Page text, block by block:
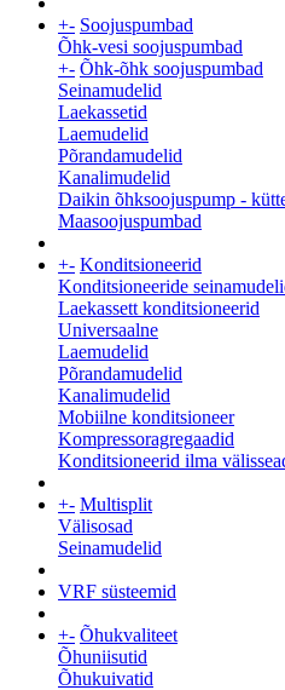
+- Soojuspumbad
Õhk-vesi soojuspumbad
+- Õhk-õhk soojuspumbad
Seinamudelid
Laekassetid
Laemudelid
Põrandamudelid
Kanalimudelid
Daikin õhksoojuspump -
Maasoojuspumbad
+- Konditsioneerid
Konditsioneeride
Laekassett konditsioneerid
Universaalne
Laemudelid
Põrandamudelid
Kanalimudelid
Mobiilne konditsioneer
Kompressoragregaadid
Konditsioneerid ilma
+- Multisplit
Välisosad
Seinamudelid
VRF süsteemid
+- Õhukvaliteet
Õhuniisutid
Õhukuivatid